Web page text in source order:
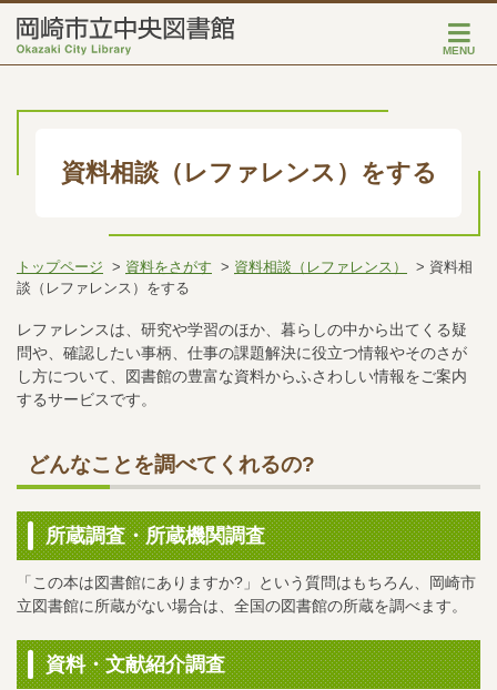
MENU
資料相談（レファレンス）をする
トップページ 資料をさがす 資料相談（レファレンス）
資料相
談（レファレンス）をする
レファレンスは、研究や学習のほか、暮らしの中から出てくる疑
問や、確認したい事柄、仕事の課題解決に役立つ情報やそのさが
し方について、図書館の豊富な資料からふさわしい情報をご案内
するサービスです。
どんなことを調べてくれるの?
所蔵調査・所蔵機関調査
「この本は図書館にありますか?」という質問はもちろん、岡崎市
立図書館に所蔵がない場合は、全国の図書館の所蔵を調べます。
資料・文献紹介調査